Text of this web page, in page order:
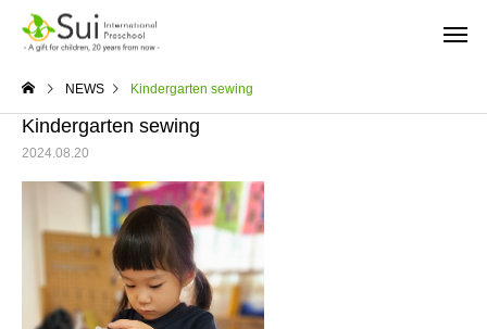
NEWS Kindergarten sewing
Kindergarten sewing
2024.08.20